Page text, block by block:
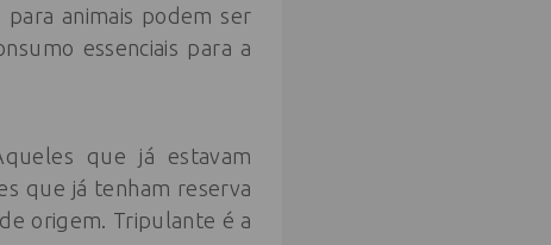
para animais podem ser
essenciais para a
que já estavam
que já tenham reserva
origem. Tripulante é a